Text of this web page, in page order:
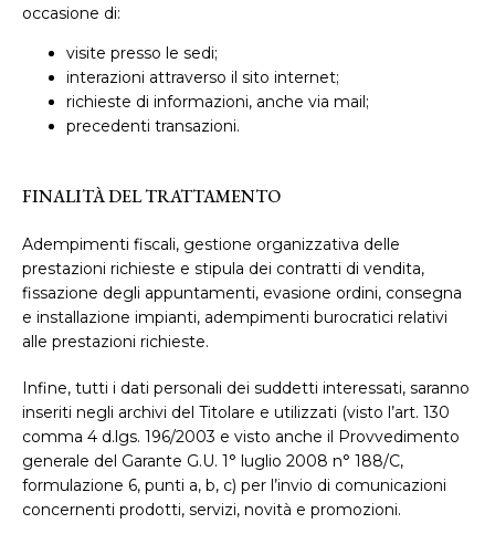
occasione di:
visite presso le sedi;
interazioni attraverso il sito internet;
richieste di informazioni, anche via mail;
precedenti transazioni.
FINALITÀ DEL TRATTAMENTO
Adempimenti fiscali, gestione organizzativa delle
prestazioni richieste e stipula dei contratti di vendita,
fissazione degli appuntamenti, evasione ordini, consegna
e installazione impianti, adempimenti burocratici relativi
alle prestazioni richieste.
Infine, tutti i dati personali dei suddetti interessati, saranno
inseriti negli archivi del Titolare e utilizzati (visto l’art. 130
comma 4 d.lgs. 196/2003 e visto anche il Provvedimento
generale del Garante G.U. 1° luglio 2008 n° 188/C,
formulazione 6, punti a, b, c) per l’invio di comunicazioni
concernenti prodotti, servizi, novità e promozioni.